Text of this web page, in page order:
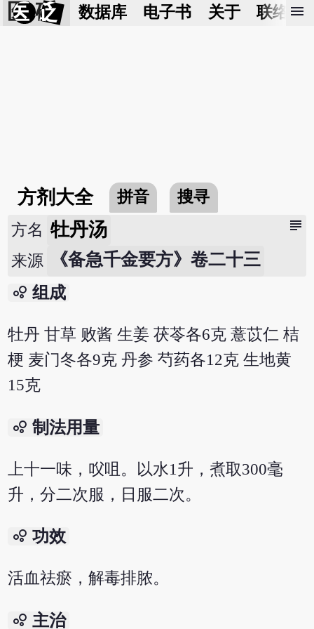
医 砭 数据库 电子书 关于 联络我
menu
方剂大全 拼音 搜寻
subject
方名 牡丹汤
来源 《备急千金要方》卷二十三
bubble_chart 组成
牡丹 甘草 败酱 生姜 茯苓各6克 薏苡仁 桔
梗 麦门冬各9克 丹参 芍药各12克 生地黄
15克
bubble_chart 制法用量
上十一味，㕮咀。以水1升，煮取300毫
升，分二次服，日服二次。
bubble_chart 功效
活血祛瘀，解毒排脓。
bubble_chart 主治